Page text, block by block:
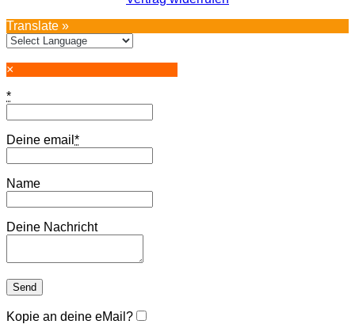
Translate »
×
*
Deine email *
Name
Deine Nachricht
Kopie an deine eMail?